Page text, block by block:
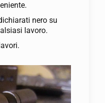
nero su
lavoro.